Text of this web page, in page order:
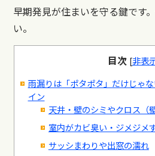
早期発見が住まいを守る鍵です
い。
目次 [非表
雨漏りは「ポタポタ」だけじゃ
イン
天井・壁のシミやクロス（
室内がカビ臭い・ジメジメ
サッシまわりや出窓の濡れ